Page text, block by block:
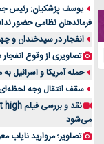
یوسف پزشکیان: رئیس
فرماندهان نظامی حضور
انفجار در سیدخندان و
تصاویری از وقوع
حمله آمریکا و اسرائیل
سقف انتقال وجه لحظه‌ای 100 میلیون تومان
می‌شود
تصاویر؛ مروارید نایاب